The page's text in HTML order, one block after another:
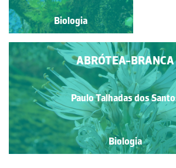
Biologia
Biologia
ABRÓTEA-BRANCA
Paulo Talhadas dos
Biologia